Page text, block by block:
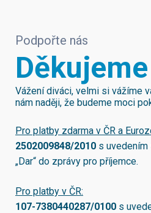
Podpořte nás
Děkujeme
Vážení diváci, velmi si vážíme
nám naději, že budeme moci
Pro platby zdarma v ČR a
2502009848/2010 s uvedením
„Dar“ do zprávy pro příjemce.
Pro platby v ČR:
107-7380440287/0100 s